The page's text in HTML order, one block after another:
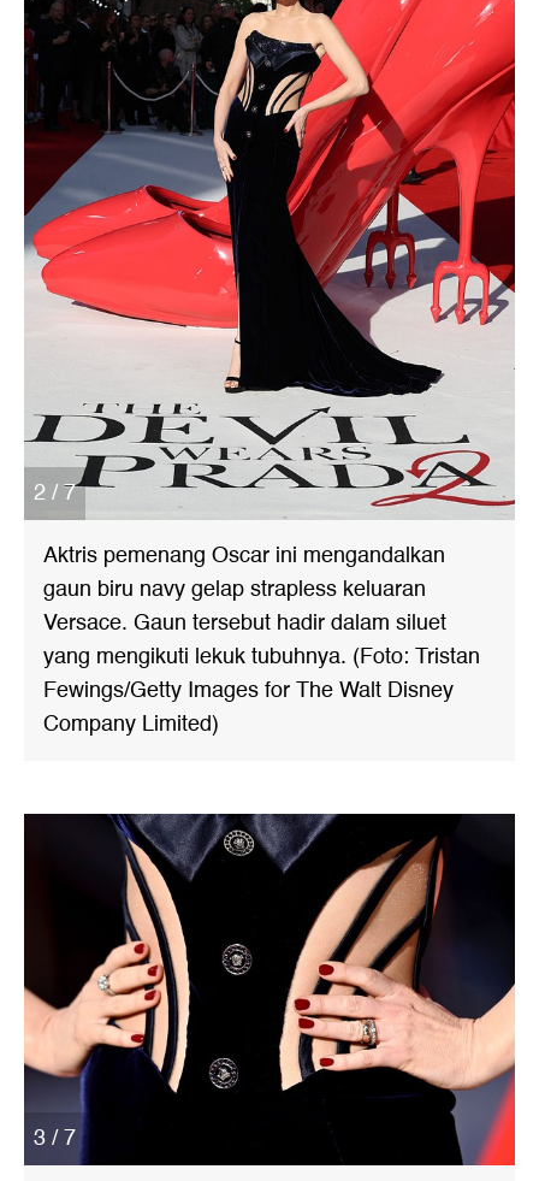
2 / 7
Aktris pemenang Oscar ini mengandalkan
gaun biru navy gelap strapless keluaran
Versace. Gaun tersebut hadir dalam siluet
yang mengikuti lekuk tubuhnya. (Foto: Tristan
Fewings/Getty Images for The Walt Disney
Company Limited)
3 / 7